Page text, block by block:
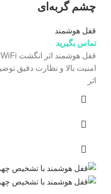
چشم گربه‌ای
قفل هوشمند
تماس بگیرید
امنیت بالا و نظارت دقیق
اثر